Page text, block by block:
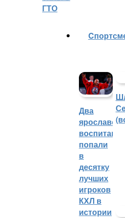
ГТО
Два
попали
в
десятку
лучших
игроков
КХЛ в
истории